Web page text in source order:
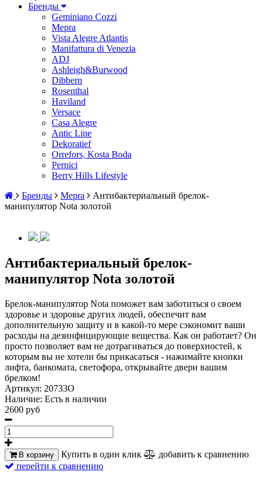
Бренды
Geminiano Cozzi
Mepra
Vista Alegre Atlantis
Manifattura di Venezia
ADJ
Ashleigh&Burwood
Dibbern
Rosenthal
Haviland
Versace
Casa Alegre
Antic Line
Dekoratief
Orrefors, Kosta Boda
Pernici
Berry Hills Lifestyle
Бренды
Mepra
Антибактериальный брелок-
манипулятор Nota золотой
Антибактериальный брелок-
манипулятор Nota золотой
Брелок-манипулятор Nota поможет вам заботиться о своем
здоровье и здоровье других людей, обеспечит вам
дополнительную защиту и в какой-то мере сэкономит ваши
расходы на дезинфицирующие вещества. Как он работает? Он
просто позволяет вам не дотрагиваться до поверхностей, к
которым вы не хотели бы прикасаться - нажимайте кнопки
лифта, банкомата, светофора, открывайте двери вашим
брелком!
Артикул: 20733O
Наличие: Есть в наличии
2600 руб
В корзину Купить в один клик
добавить к сравнению
перейти к сравнению